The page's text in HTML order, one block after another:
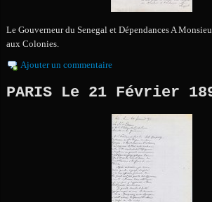
Le Gouverneur du Senegal et Dépendances A
aux Colonies.
Ajouter un commentaire
PARIS Le 21 Février